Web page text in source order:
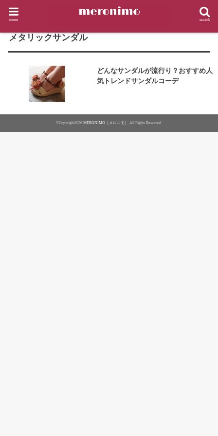
search
menu
HOME タグ : メタリックサンダル
メタリックサンダル
どんなサンダルが流行り？おすすめ人
気トレンドサンダルコーデ
©Copyright2026 MERONIMO［メロニモ］ .All Rights Reserved.